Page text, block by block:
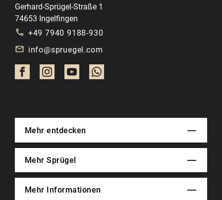
Gerhard-Sprügel-Straße 1
74653 Ingelfingen
+49 7940 9188-930
info@spruegel.com
Mehr entdecken
Mehr Sprügel
Mehr Informationen